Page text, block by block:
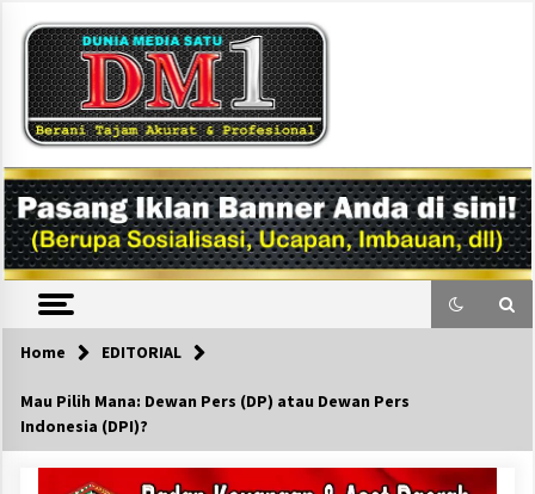
content
DM1
Home EDITORIAL
Mau Pilih Mana: Dewan Pers (DP) atau Dewan Pers
Indonesia (DPI)?